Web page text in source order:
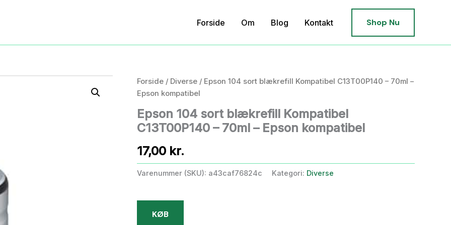
Forside Om Blog Kontakt Shop Nu
Forside / Diverse / Epson 104 sort blækrefill Kompatibel C13T00P140 – 70ml –
Epson kompatibel
Epson 104 sort blækrefill Kompatibel
C13T00P140 – 70ml – Epson kompatibel
17,00 kr.
Varenummer (SKU): a43caf76824c Kategori: Diverse
KØB